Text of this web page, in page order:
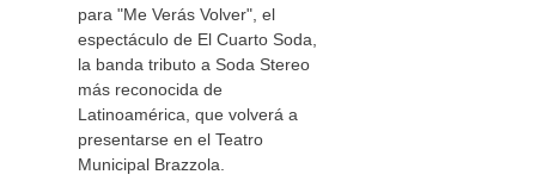
para "Me Verás Volver", el
espectáculo de El Cuarto Soda,
la banda tributo a Soda Stereo
más reconocida de
Latinoamérica, que volverá a
presentarse en el Teatro
Municipal Brazzola.